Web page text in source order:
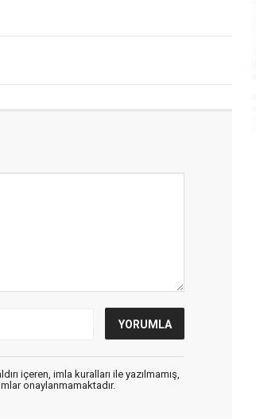
içeren, imla kuralları ile yazılmamış,
onaylanmamaktadır.